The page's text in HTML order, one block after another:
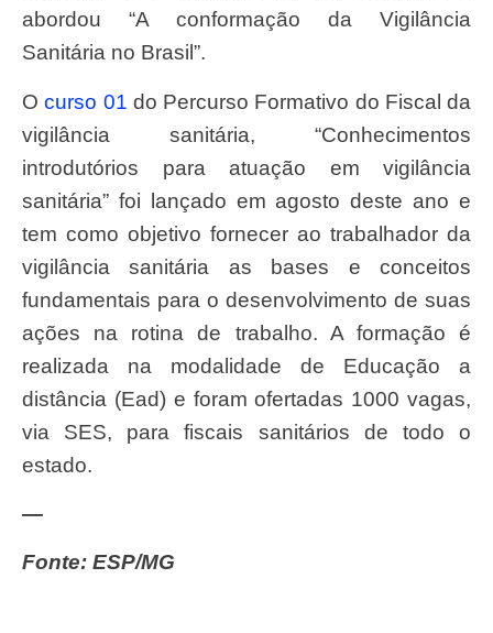
abordou “A conformação da Vigilância
Sanitária no Brasil”.
Ocurso 01 do Percurso Formativo do Fiscal da
vigilância sanitária, “Conhecimentos
introdutórios para atuação em vigilância
sanitária” foi lançado em agosto deste ano e
tem como objetivo fornecer ao trabalhador da
vigilância sanitária as bases e conceitos
fundamentais para o desenvolvimento de suas
ações na rotina de trabalho. A formação é
realizada na modalidade de Educação a
distância (Ead) e foram ofertadas 1000 vagas,
via SES, para fiscais sanitários de todo o
estado.
—
Fonte: ESP/MG